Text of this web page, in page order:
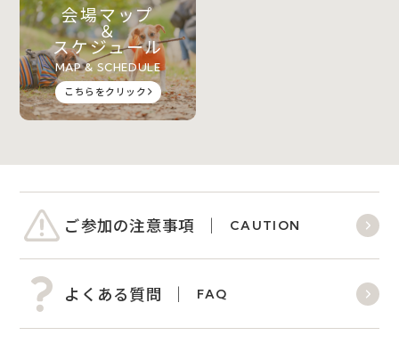
会場マップ
＆
スケジュール
MAP & SCHEDULE
こちらをクリック
ご参加の注意事項 CAUTION
よくある質問 FAQ